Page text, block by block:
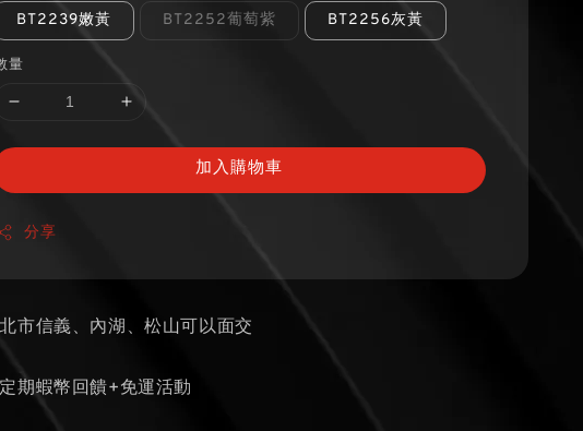
BT2239嫩黃 BT2252葡萄紫 BT2256灰黃
量
加入購物車
分享
市信義、內湖、松山可以面交
期蝦幣回饋+免運活動